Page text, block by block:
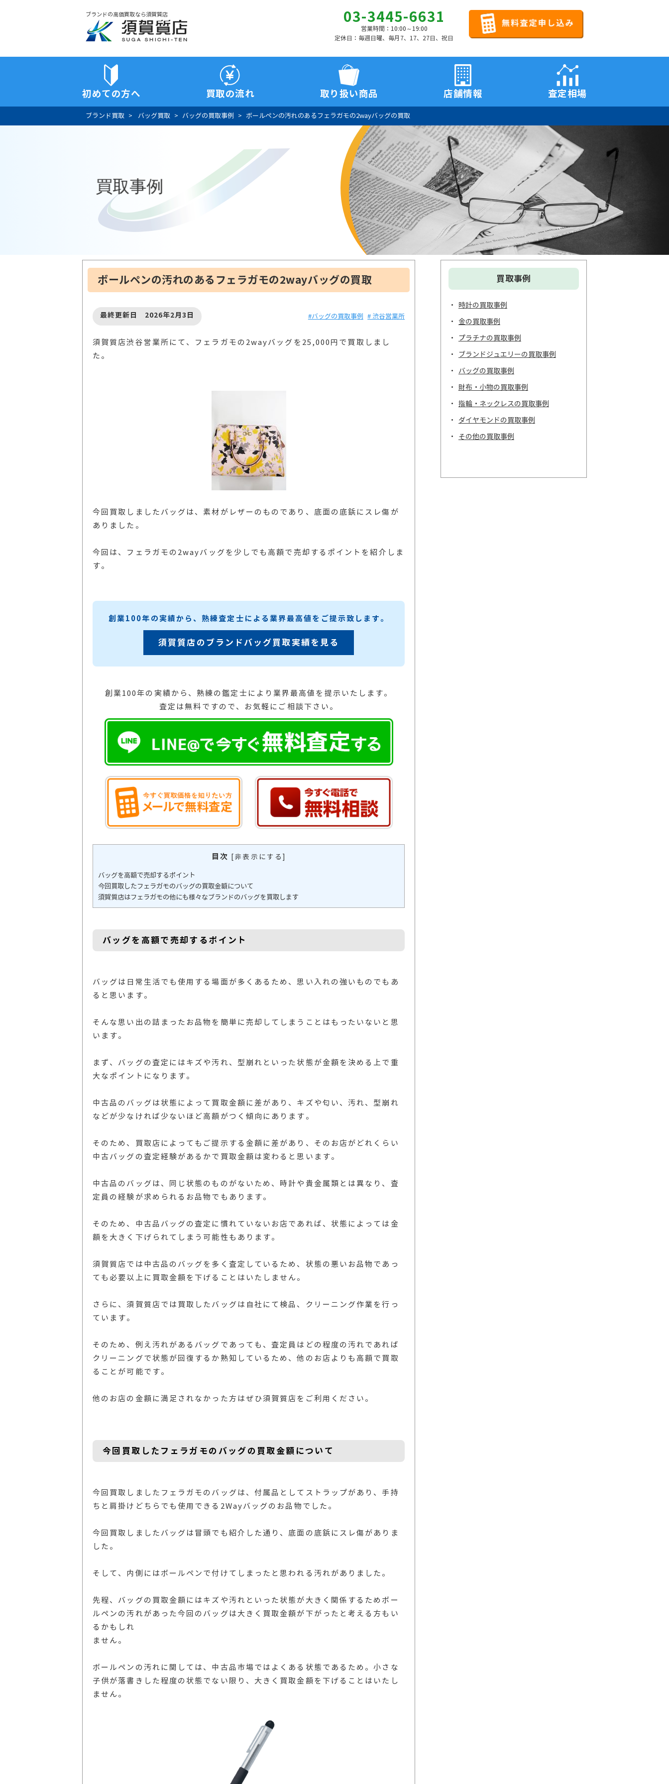
ブランドの高価買取なら須賀質店
03-3445-6631
営業時間：10:00～19:00
定休日：毎週日曜、毎月7、17、27日、祝日
初めての方へ 買取の流れ 取り扱い商品 店舗情報 査定相場
ブランド買取 バッグ買取 バッグの買取事例 ボールペンの汚れのあるフェラガモの2wayバッグの買取
買取事例
ボールペンの汚れのあるフェラガモの2wayバッグの買取
最終更新日 2026年2月3日 #バッグの買取事例 # 渋谷営業所
須賀質店渋谷営業所にて、フェラガモの2wayバッグを25,000円で買取しまし
た。
今回買取しましたバッグは、素材がレザーのものであり、底面の底鋲にスレ傷が
ありました。
今回は、フェラガモの2wayバッグを少しでも高額で売却するポイントを紹介しま
す。
創業100年の実績から、熟練査定士による業界最高値をご提示致します。
須賀質店のブランドバッグ買取実績を見る
創業100年の実績から、熟練の鑑定士により業界最高値を提示いたします。
査定は無料ですので、お気軽にご相談下さい。
目次 [非表示にする ]
バッグを高額で売却するポイント
今回買取したフェラガモのバッグの買取金額について
須賀質店はフェラガモの他にも様々なブランドのバッグを買取します
バッグを高額で売却するポイント
バッグは日常生活でも使用する場面が多くあるため、思い入れの強いものでもあ
ると思います。
そんな思い出の詰まったお品物を簡単に売却してしまうことはもったいないと思
います。
まず、バッグの査定にはキズや汚れ、型崩れといった状態が金額を決める上で重
大なポイントになります。
中古品のバッグは状態によって買取金額に差があり、キズや匂い、汚れ、型崩れ
などが少なければ少ないほど高額がつく傾向にあります。
そのため、買取店によってもご提示する金額に差があり、そのお店がどれくらい
中古バッグの査定経験があるかで買取金額は変わると思います。
中古品のバッグは、同じ状態のものがないため、時計や貴金属類とは異なり、査
定員の経験が求められるお品物でもあります。
そのため、中古品バッグの査定に慣れていないお店であれば、状態によっては金
額を大きく下げられてしまう可能性もあります。
須賀質店では中古品のバッグを多く査定しているため、状態の悪いお品物であっ
ても必要以上に買取金額を下げることはいたしません。
さらに、須賀質店では買取したバッグは自社にて検品、クリーニング作業を行っ
ています。
そのため、例え汚れがあるバッグであっても、査定員はどの程度の汚れであれば
クリーニングで状態が回復するか熟知しているため、他のお店よりも高額で買取
ることが可能です。
他のお店の金額に満足されなかった方はぜひ須賀質店をご利用ください。
今回買取したフェラガモのバッグの買取金額について
今回買取しましたフェラガモのバッグは、付属品としてストラップがあり、手持
ちと肩掛けどちらでも使用できる2Wayバッグのお品物でした。
今回買取しましたバッグは冒頭でも紹介した通り、底面の底鋲にスレ傷がありま
した。
そして、内側にはボールペンで付けてしまったと思われる汚れがありました。
先程、バッグの買取金額にはキズや汚れといった状態が大きく関係するためボー
ルペンの汚れがあった今回のバッグは大きく買取金額が下がったと考える方もい
るかもしれ
ません。
ボールペンの汚れに関しては、中古品市場ではよくある状態であるため。小さな
子供が落書きした程度の状態でない限り、大きく買取金額を下げることはいたし
ません。
買取事例
時計の買取事例
金の買取事例
プラチナの買取事例
ブランドジュエリーの買取事例
バッグの買取事例
財布・小物の買取事例
指輪・ネックレスの買取事例
ダイヤモンドの買取事例
その他の買取事例